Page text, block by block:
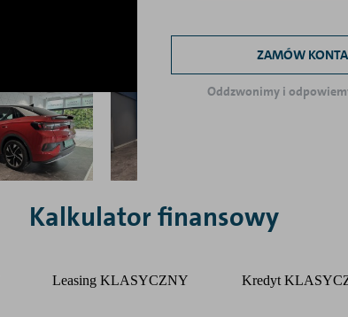
ZAMÓW
Oddzwonimy i
Kalkulator finansowy
Leasing KLASYCZNY Kredyt